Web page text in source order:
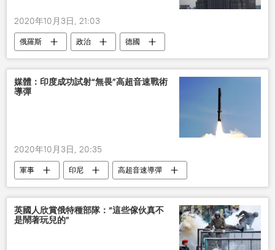
2020年10月3日, 21:03
俄羅斯 政治
德國
俄外交部
納瓦利內 俄領事
媒體：印度成功試射“無畏”高超音速戰術
導彈
2020年10月3日, 20:35
軍事 印尼
高超音速導彈
試射導彈
英國人欣賞俄特種部隊：“這些傢伙真不
是鬧著玩兒的”